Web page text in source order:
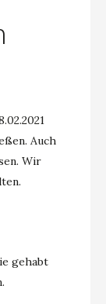
Auch
Wir
gehabt